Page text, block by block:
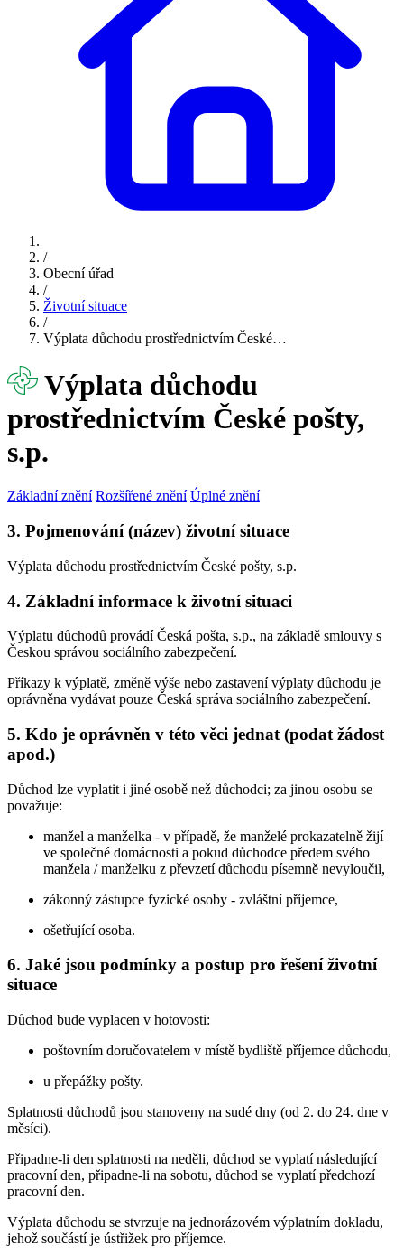
/
Obecní úřad
/
Životní situace
/
Výplata důchodu prostřednictvím České…
Výplata důchodu
prostřednictvím České pošty,
s.p.
Základní znění Rozšířené znění Úplné znění
3. Pojmenování (název) životní situace
Výplata důchodu prostřednictvím České pošty, s.p.
4. Základní informace k životní situaci
Výplatu důchodů provádí Česká pošta, s.p., na základě smlouvy s
Českou správou sociálního zabezpečení.
Příkazy k výplatě, změně výše nebo zastavení výplaty důchodu je
oprávněna vydávat pouze Česká správa sociálního zabezpečení.
5. Kdo je oprávněn v této věci jednat (podat žádost
apod.)
Důchod lze vyplatit i jiné osobě než důchodci; za jinou osobu se
považuje:
manžel a manželka - v případě, že manželé prokazatelně žijí
ve společné domácnosti a pokud důchodce předem svého
manžela / manželku z převzetí důchodu písemně nevyloučil,
zákonný zástupce fyzické osoby - zvláštní příjemce,
ošetřující osoba.
6. Jaké jsou podmínky a postup pro řešení životní
situace
Důchod bude vyplacen v hotovosti:
poštovním doručovatelem v místě bydliště příjemce důchodu,
u přepážky pošty.
Splatnosti důchodů jsou stanoveny na sudé dny (od 2. do 24. dne v
měsíci).
Připadne-li den splatnosti na neděli, důchod se vyplatí následující
pracovní den, připadne-li na sobotu, důchod se vyplatí předchozí
pracovní den.
Výplata důchodu se stvrzuje na jednorázovém výplatním dokladu,
jehož součástí je ústřižek pro příjemce.